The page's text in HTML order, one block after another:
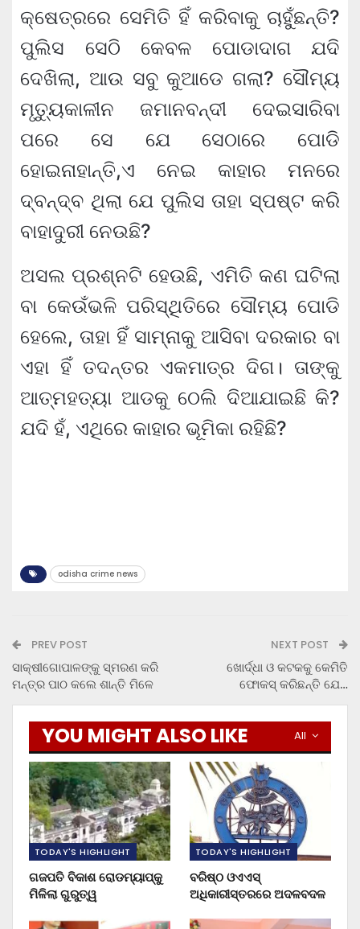
କ୍ଷେତ୍ରରେ ସେମିତି ହିଁ କରିବାକୁ ଚାହୁଁଛନ୍ତି?
ପୁଲିସ ସେଠି କେବଳ ପୋଡାଦାଗ ଯଦି
ଦେଖିଲା, ଆଉ ସବୁ କୁଆଡେ ଗଲା? ସୌମ୍ୟ
ମୃତ୍ୟୁକାଳୀନ ଜମାନବନ୍ଦୀ ଦେଇସାରିବା
ପରେ ସେ ଯେ ସେଠାରେ ପୋଡି
ହୋଇନାହାନ୍ତି,ଏ ନେଇ କାହାର ମନରେ
ଦ୍ବନ୍ଦ୍ବ ଥିଲା ଯେ ପୁଲିସ ତାହା ସ୍ପଷ୍ଟ କରି
ବାହାଦୁରୀ ନେଉଛି?
ଅସଲ ପ୍ରଶ୍ନଟି ହେଉଛି, ଏମିତି କଣ ଘଟିଲା
ବା କେଉଁଭଳି ପରିସ୍ଥିତିରେ ସୌମ୍ୟ ପୋଡି
ହେଲେ, ତାହା ହିଁ ସାମ୍ନାକୁ ଆସିବା ଦରକାର ବା
ଏହା ହିଁ ତଦନ୍ତର ଏକମାତ୍ର ଦିଗ। ତାଙ୍କୁ
ଆତ୍ମହତ୍ୟା ଆଡକୁ ଠେଲି ଦିଆଯାଇଛି କି?
ଯଦି ହଁ, ଏଥିରେ କାହାର ଭୂମିକା ରହିଛି?
odisha crime news
PREV POST
ସାକ୍ଷୀଗୋପାଳଙ୍କୁ ସ୍ମରଣ କରି
ମନ୍ତ୍ର ପାଠ କଲେ ଶାନ୍ତି ମିଳେ
NEXT POST
ଖୋର୍ଦ୍ଧା ଓ କଟକକୁ କେମିତି
ଫୋକସ୍ କରିଛନ୍ତି ଯେ…
All
YOU MIGHT ALSO LIKE
TODAY'S HIGHLIGHT
ଗଜପତି ବିକାଶ ରୋଡମ୍ୟାପ୍‌କୁ
ମିଳିଲା ଗୁରୁତ୍ୱ
TODAY'S HIGHLIGHT
ବରିଷ୍ଠ ଓଏଏସ୍‌
ଅଧିକାରୀସ୍ତରରେ ଅଦଳବଦଳ